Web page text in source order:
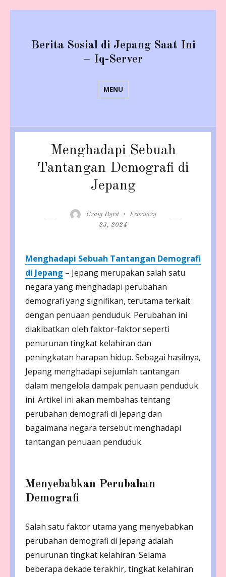
Berita Sosial di Jepang Saat Ini
– Iq-Server
MENU
Menghadapi Sebuah
Tantangan Demografi di
Jepang
Author
Craig Byrd
Posted
February
23, 2024
Menghadapi Sebuah Tantangan Demografi
di Jepang – Jepang merupakan salah satu
negara yang menghadapi perubahan
demografi yang signifikan, terutama terkait
dengan penuaan penduduk. Perubahan ini
diakibatkan oleh faktor-faktor seperti
penurunan tingkat kelahiran dan
peningkatan harapan hidup. Sebagai hasilnya,
Jepang menghadapi sejumlah tantangan
dalam mengelola dampak penuaan penduduk
ini. Artikel ini akan membahas tentang
perubahan demografi di Jepang dan
bagaimana negara tersebut menghadapi
tantangan penuaan penduduk.
Menyebabkan Perubahan
Demografi
Salah satu faktor utama yang menyebabkan
perubahan demografi di Jepang adalah
penurunan tingkat kelahiran. Selama
beberapa dekade terakhir, tingkat kelahiran